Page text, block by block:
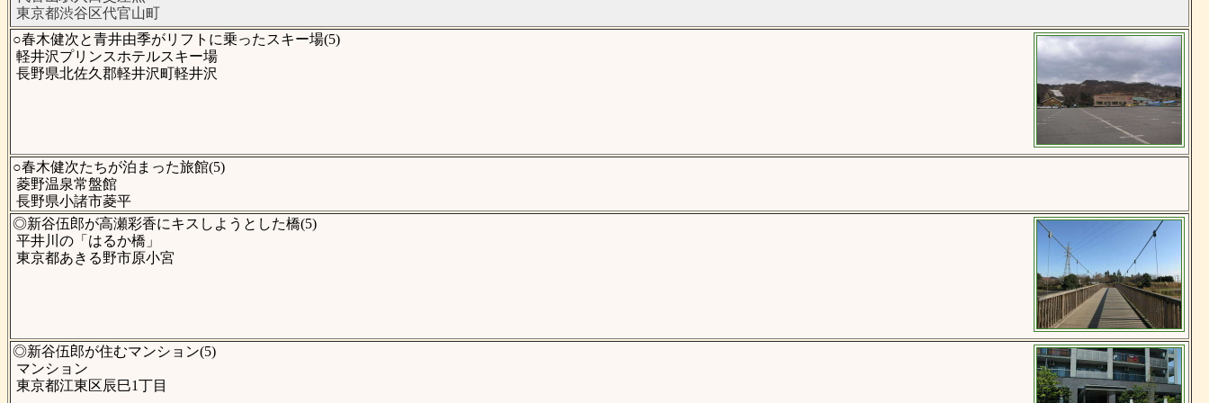
東京都渋谷区代官山町
○春木健次と青井由季がリフトに乗ったスキー場(5)
軽井沢プリンスホテルスキー場
長野県北佐久郡軽井沢町軽井沢
○春木健次たちが泊まった旅館(5)
菱野温泉常盤館
長野県小諸市菱平
◎新谷伍郎が高瀬彩香にキスしようとした橋(5)
平井川の「はるか橋」
東京都あきる野市原小宮
◎新谷伍郎が住むマンション(5)
マンション
東京都江東区辰巳1丁目